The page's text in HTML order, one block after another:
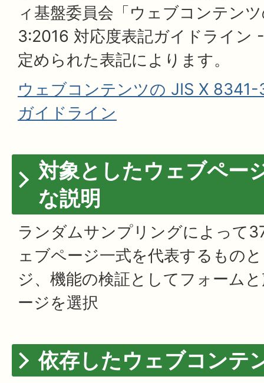
ィ基盤委員会「ウェブコンテン
3:2016 対応度表記ガイドライン
定められた表記によります。
ウェブコンテンツの JIS X
ガイドライン
対象としたウェブペー
な説明
ランダムサンプリングによって
ェブページ一式を代表するもの
ジ、機能の検証としてフォーム
ージを選択
依存したウェブコンテ